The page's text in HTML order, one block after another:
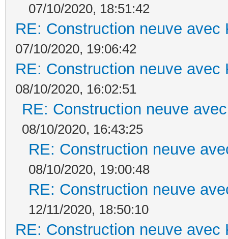
07/10/2020, 18:51:42
RE: Construction neuve avec
07/10/2020, 19:06:42
RE: Construction neuve avec
08/10/2020, 16:02:51
RE: Construction neuve
08/10/2020, 16:43:25
RE: Construction neuve
08/10/2020, 19:00:48
RE: Construction neuve
12/11/2020, 18:50:10
RE: Construction neuve avec